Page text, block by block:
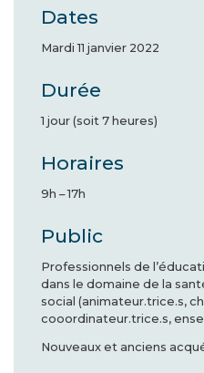
Dates
Mardi 11 janvier 2022
Durée
1 jour (soit 7 heures)
Horaires
9h – 17h
Public
Professionnels de
dans le domaine de la
social (animateur.trice.s,
cooordinateur.trice.s,
Nouveaux et anciens